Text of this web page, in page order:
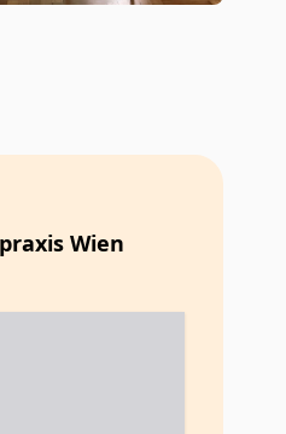
Wien